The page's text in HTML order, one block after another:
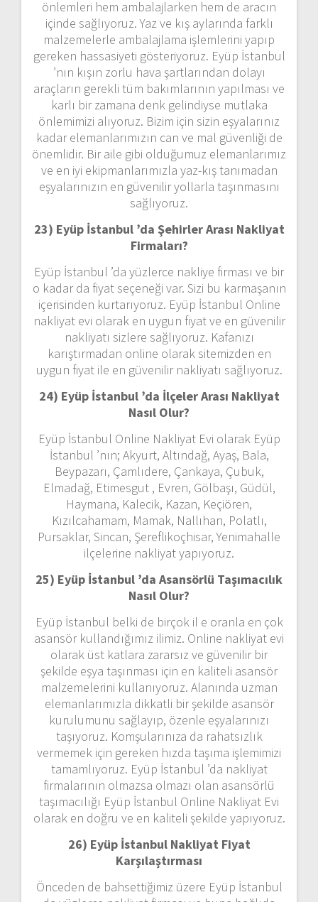
önlemleri hem ambalajlarken hem de aracın
içinde sağlıyoruz. Yaz ve kış aylarında farklı
malzemelerle ambalajlama işlemlerini yapıp
gereken hassasiyeti gösteriyoruz. Eyüp İstanbul
’nın kışın zorlu hava şartlarından dolayı
araçların gerekli tüm bakımlarının yapılması ve
karlı bir zamana denk gelindiyse mutlaka
önlemimizi alıyoruz. Bizim için sizin eşyalarınız
kadar elemanlarımızın can ve mal güvenliği de
önemlidir. Bir aile gibi olduğumuz elemanlarımız
ve en iyi ekipmanlarımızla yaz-kış tanımadan
eşyalarınızın en güvenilir yollarla taşınmasını
sağlıyoruz.
23) Eyüp İstanbul ’da Şehirler Arası Nakliyat
Firmaları?
Eyüp İstanbul ’da yüzlerce nakliye firması ve bir
o kadar da fiyat seçeneği var. Sizi bu karmaşanın
içerisinden kurtarıyoruz. Eyüp İstanbul Online
nakliyat evi olarak en uygun fiyat ve en güvenilir
nakliyatı sizlere sağlıyoruz. Kafanızı
karıştırmadan online olarak sitemizden en
uygun fiyat ile en güvenilir nakliyatı sağlıyoruz.
24) Eyüp İstanbul ’da İlçeler Arası Nakliyat
Nasıl Olur?
Eyüp İstanbul Online Nakliyat Evi olarak Eyüp
İstanbul ’nın; Akyurt, Altındağ, Ayaş, Bala,
Beypazarı, Çamlıdere, Çankaya, Çubuk,
Elmadağ, Etimesgut , Evren, Gölbaşı, Güdül,
Haymana, Kalecik, Kazan, Keçiören,
Kızılcahamam, Mamak, Nallıhan, Polatlı,
Pursaklar, Sincan, Şereflikoçhisar, Yenimahalle
ilçelerine nakliyat yapıyoruz.
25) Eyüp İstanbul ’da Asansörlü Taşımacılık
Nasıl Olur?
Eyüp İstanbul belki de birçok il e oranla en çok
asansör kullandığımız ilimiz. Online nakliyat evi
olarak üst katlara zararsız ve güvenilir bir
şekilde eşya taşınması için en kaliteli asansör
malzemelerini kullanıyoruz. Alanında uzman
elemanlarımızla dikkatli bir şekilde asansör
kurulumunu sağlayıp, özenle eşyalarınızı
taşıyoruz. Komşularınıza da rahatsızlık
vermemek için gereken hızda taşıma işlemimizi
tamamlıyoruz. Eyüp İstanbul ’da nakliyat
firmalarının olmazsa olmazı olan asansörlü
taşımacılığı Eyüp İstanbul Online Nakliyat Evi
olarak en doğru ve en kaliteli şekilde yapıyoruz.
26) Eyüp İstanbul Nakliyat Fiyat
Karşılaştırması
Önceden de bahsettiğimiz üzere Eyüp İstanbul